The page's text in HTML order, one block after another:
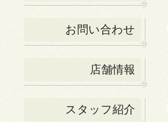
お問い合わせ
店舗情報
スタッフ紹介